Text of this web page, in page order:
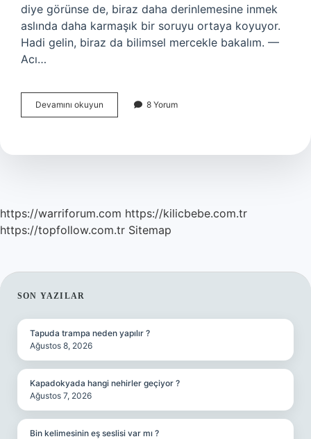
diye görünse de, biraz daha derinlemesine inmek
aslında daha karmaşık bir soruyu ortaya koyuyor.
Hadi gelin, biraz da bilimsel mercekle bakalım. —
Acı…
Devamını okuyun
ve
anlamlı
8 Yorum
https://warriforum.com https://kilicbebe.com.tr
https://topfollow.com.tr Sitemap
SIDEBAR
SON YAZILAR
Tapuda trampa neden yapılır ?
Ağustos 8, 2026
Kapadokyada hangi nehirler geçiyor ?
Ağustos 7, 2026
Bin kelimesinin eş seslisi var mı ?